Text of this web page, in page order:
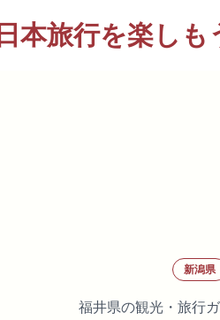
日本旅行を楽しも
新潟県
福井県の観光・旅行